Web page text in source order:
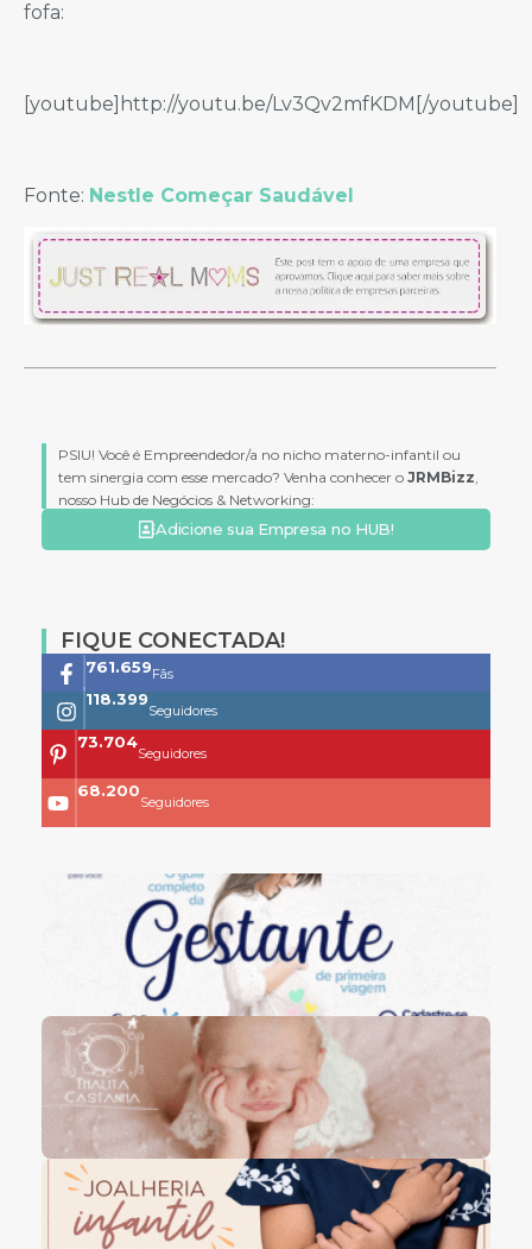
fofa:
[youtube]http://youtu.be/Lv3Qv2mfKDM[/youtube]
Fonte: Nestle Começar Saudável
PSIU! Você é Empreendedor/a no nicho materno-infantil ou
tem sinergia com esse mercado? Venha conhecer o JRMBizz,
nosso Hub de Negócios & Networking:
Adicione sua Empresa no HUB!
FIQUE CONECTADA!
761.659Fãs
118.399
Seguidores
73.704
Seguidores
68.200
Seguidores